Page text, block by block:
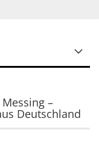
–
Deutschland